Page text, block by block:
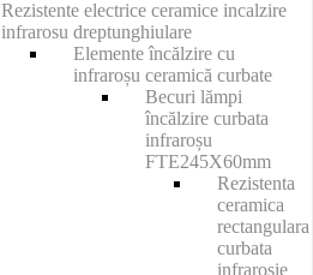
Rezistente electrice ceramice incalzire
infrarosu dreptunghiulare
Elemente încălzire cu
infraroșu ceramică curbate
Becuri lămpi
încălzire curbata
infraroșu
FTE245X60mm
Rezistenta
ceramica
rectangulara
curbata
infraroșie